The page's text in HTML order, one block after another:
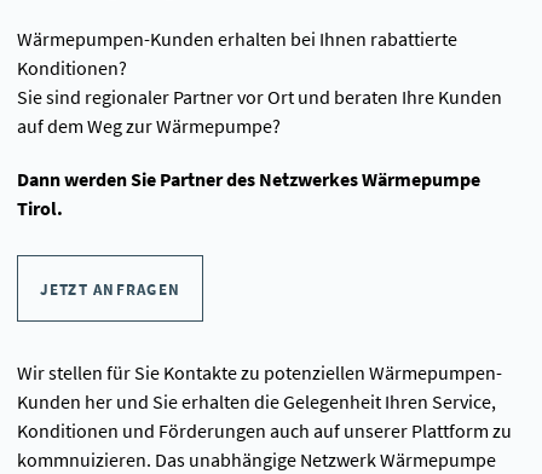
Wärmepumpen-Kunden erhalten bei Ihnen rabattierte
Konditionen?
Sie sind regionaler Partner vor Ort und beraten Ihre Kunden
auf dem Weg zur Wärmepumpe?
Dann werden Sie Partner des Netzwerkes Wärmepumpe
Tirol.
JETZT ANFRAGEN
Wir stellen für Sie Kontakte zu potenziellen Wärmepumpen-
Kunden her und Sie erhalten die Gelegenheit Ihren Service,
Konditionen und Förderungen auch auf unserer Plattform zu
kommnuizieren. Das unabhängige Netzwerk Wärmepumpe